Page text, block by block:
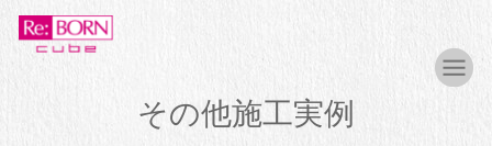
その他施工実例